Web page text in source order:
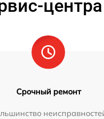
центра
Срочный ремонт